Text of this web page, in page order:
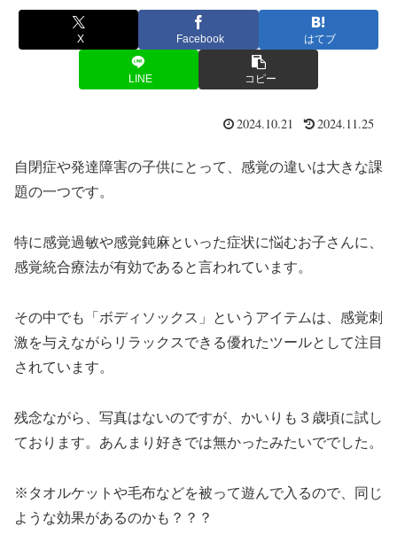
X Facebook はてブ
LINE コピー
2024.10.21 2024.11.25
自閉症や発達障害の子供にとって、感覚の違いは大きな課
題の一つです。
特に感覚過敏や感覚鈍麻といった症状に悩むお子さんに、
感覚統合療法が有効であると言われています。
その中でも「ボディソックス」というアイテムは、感覚刺
激を与えながらリラックスできる優れたツールとして注目
されています。
残念ながら、写真はないのですが、かいりも３歳頃に試し
ております。あんまり好きでは無かったみたいででした。
※タオルケットや毛布などを被って遊んで入るので、同じ
ような効果があるのかも？？？